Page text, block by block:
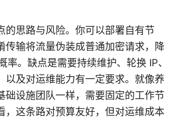
的思路与风险。你可以部署自有节
传输将流量伪装成普通加密请求，降
率。缺点是需要持续维护、轮换 IP、
以及对运维能力有一定要求。就像养
础设施团队一样，需要固定的工作节
，这条路对预算友好，但对运维成本